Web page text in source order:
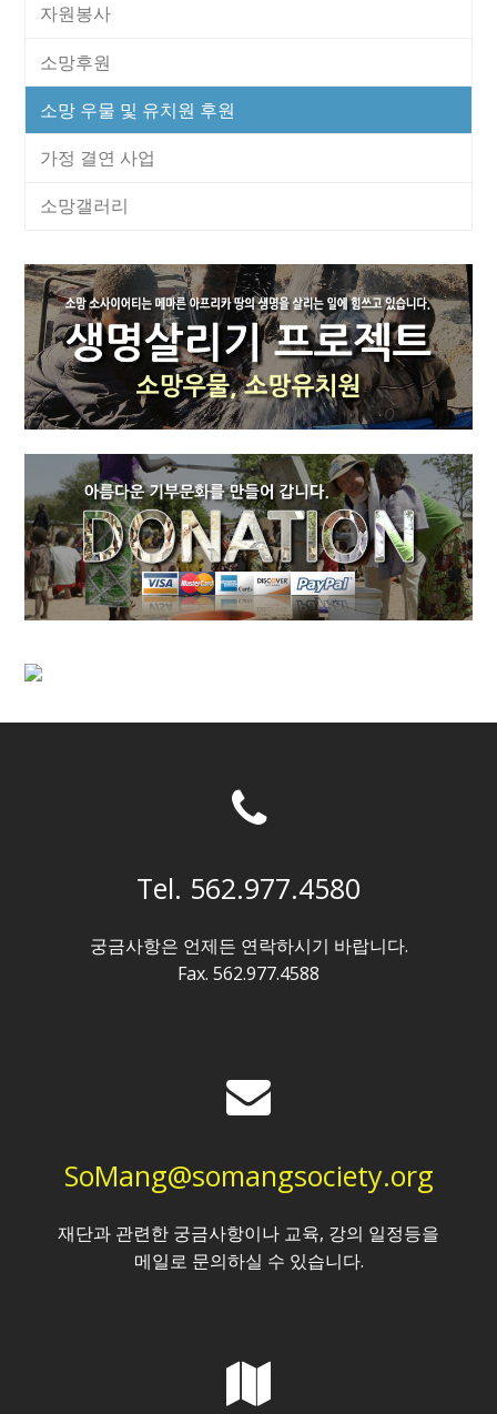
자원봉사
소망후원
소망 우물 및 유치원 후원
가정 결연 사업
소망갤러리
Tel. 562.977.4580
궁금사항은 언제든 연락하시기 바랍니다.
Fax. 562.977.4588
SoMang@somangsociety.org
재단과 관련한 궁금사항이나 교육, 강의 일정등을
메일로 문의하실 수 있습니다.